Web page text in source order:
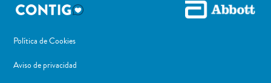
Política de Cookies
Aviso de privacidad